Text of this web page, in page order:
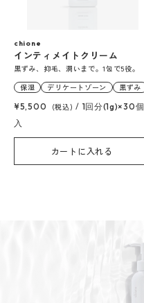
chione
インティメイトクリーム
黒ずみ、抑毛、潤いまで。1包で5役。
保湿
デリケートゾーン
黒ずみ
¥5,500
(税込) / 1回分(1g)×30個
入
カートに入れる